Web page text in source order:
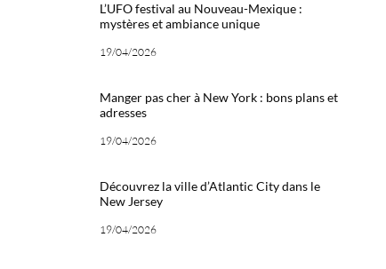
L’UFO festival au Nouveau-Mexique :
mystères et ambiance unique
19/04/2026
Manger pas cher à New York : bons plans et
adresses
19/04/2026
Découvrez la ville d’Atlantic City dans le
New Jersey
19/04/2026